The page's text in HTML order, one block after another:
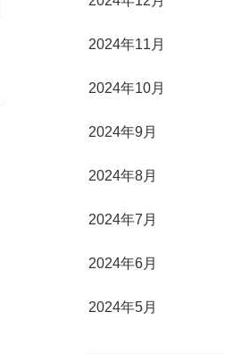
2024年11月
2024年10月
2024年9月
2024年8月
2024年7月
2024年6月
2024年5月